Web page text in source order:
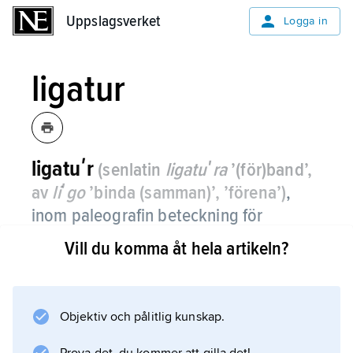
Uppslagsverket Logga in
ligatur
ligatuʹr (senlatin ligatuʹra’(för)band’,
av liʹgo’binda (samman)’, ’förena’),
inom paleografin beteckning för
sammanbindande av bokstäver i
löpande skrift.
av ligaturer fram i kursivskriften i och med att
Vill du komma åt hela artikeln?
Objektiv och pålitlig kunskap.